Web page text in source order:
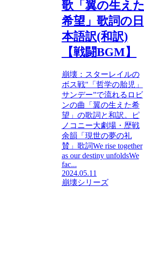
歌「翼の生えた
希望」歌詞の日
本語訳(和訳)
【戦闘BGM】
崩壊：スターレイルの
ボス戦"「哲学の胎児」
サンデー”で流れるロビ
ンの曲「翼の生えた希
望」の歌詞と和訳。ピ
ノコニー大劇場・歴戦
余韻「現世の夢の礼
賛」歌詞We rise together
as our destiny unfoldsWe
fac...
2024.05.11
崩壊シリーズ